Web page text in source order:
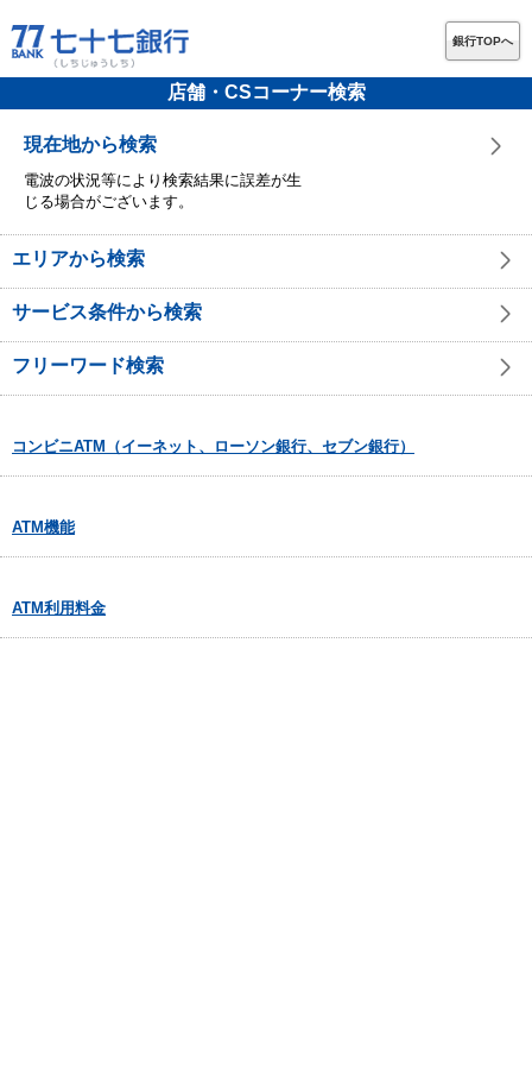
銀行TOPへ
店舗・CSコーナー検索
現在地から検索
電波の状況等により検索結果に誤差が生
じる場合がございます。
エリアから検索
サービス条件から検索
フリーワード検索
コンビニATM（イーネット、ローソン銀行、セブン銀行）
ATM機能
ATM利用料金